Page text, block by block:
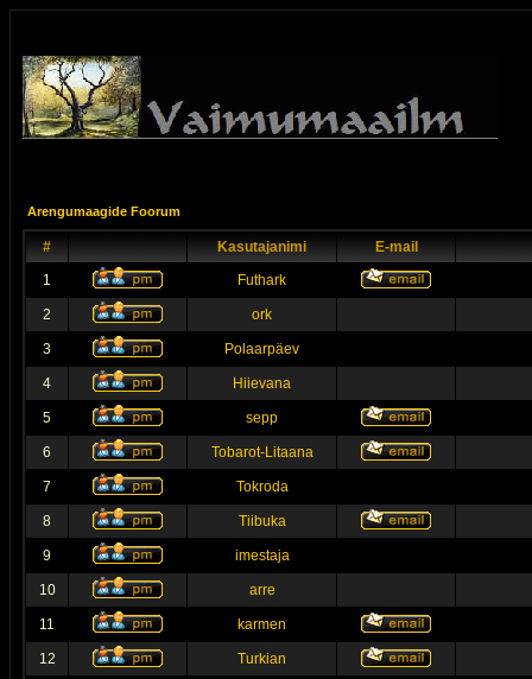
Arengumaagide Foorum
# Kasutajanimi
E-mail
1
Futhark
2 ork
3 Polaarpäev
4 Hiievana
5 sepp
6 Tobarot-Litaana
7 Tokroda
8 Tiibuka
9 imestaja
10 arre
11 karmen
12 Turkian